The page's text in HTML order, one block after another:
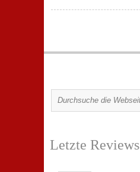
Letzte Reviews